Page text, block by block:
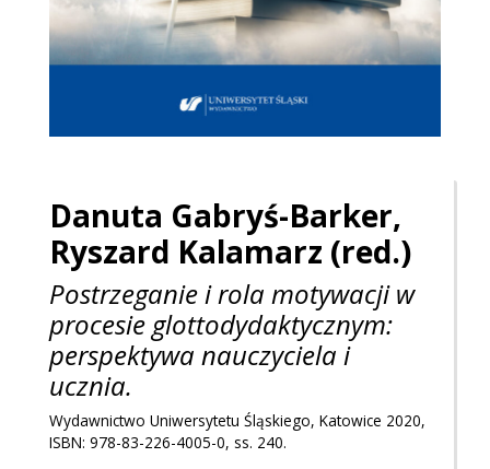
Danuta Gabryś-Barker,
Ryszard Kalamarz (red.)
Postrzeganie i rola motywacji w
procesie glottodydaktycznym:
perspektywa nauczyciela i
ucznia.
Wydawnictwo Uniwersytetu Śląskiego, Katowice 2020,
ISBN: 978-83-226-4005-0, ss. 240.